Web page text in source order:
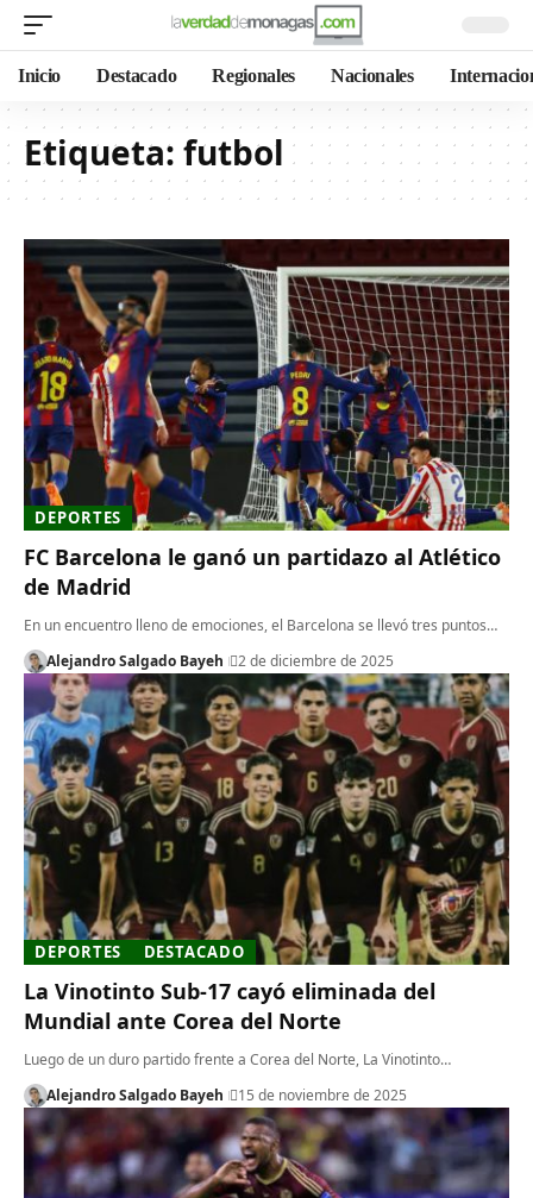
Inicio Destacado Regionales Nacionales
Etiqueta: futbol
DEPORTES
FC Barcelona le ganó un partidazo al Atlético
de Madrid
En un encuentro lleno de emociones, el Barcelona se llevó tres puntos…
Alejandro Salgado Bayeh
2 de diciembre de 2025
DEPORTES DESTACADO
La Vinotinto Sub-17 cayó eliminada del
Mundial ante Corea del Norte
Luego de un duro partido frente a Corea del Norte, La Vinotinto…
Alejandro Salgado Bayeh
15 de noviembre de 2025